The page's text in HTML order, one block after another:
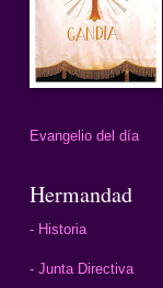
Evangelio del día
Hermandad
- Historia
- Junta Directiva